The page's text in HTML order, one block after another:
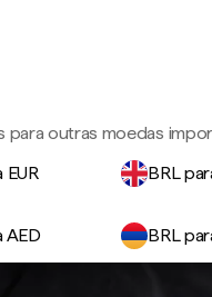
para outras moedas
EUR BRL
AED BRL